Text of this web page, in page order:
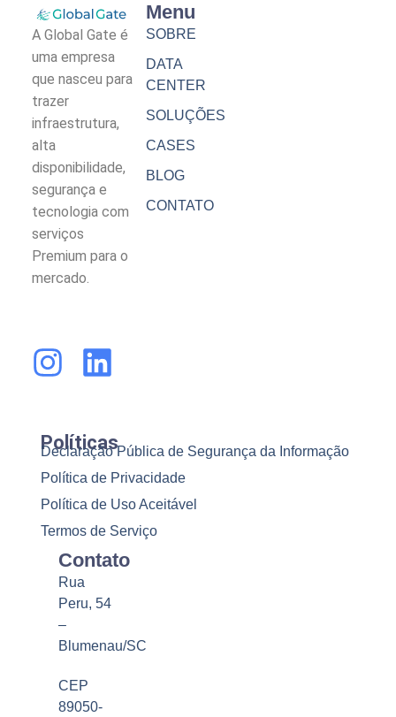
A Global Gate é
uma empresa
que nasceu para
trazer
infraestrutura,
alta
disponibilidade,
segurança e
tecnologia com
serviços
Premium para o
mercado.
Menu
SOBRE
DATA
CENTER
SOLUÇÕES
CASES
BLOG
CONTATO
Políticas
Declaração Pública de Segurança da Informação
Política de Privacidade
Política de Uso Aceitável
Termos de Serviço
Contato
Rua
Peru, 54
–
Blumenau/SC
CEP
89050-